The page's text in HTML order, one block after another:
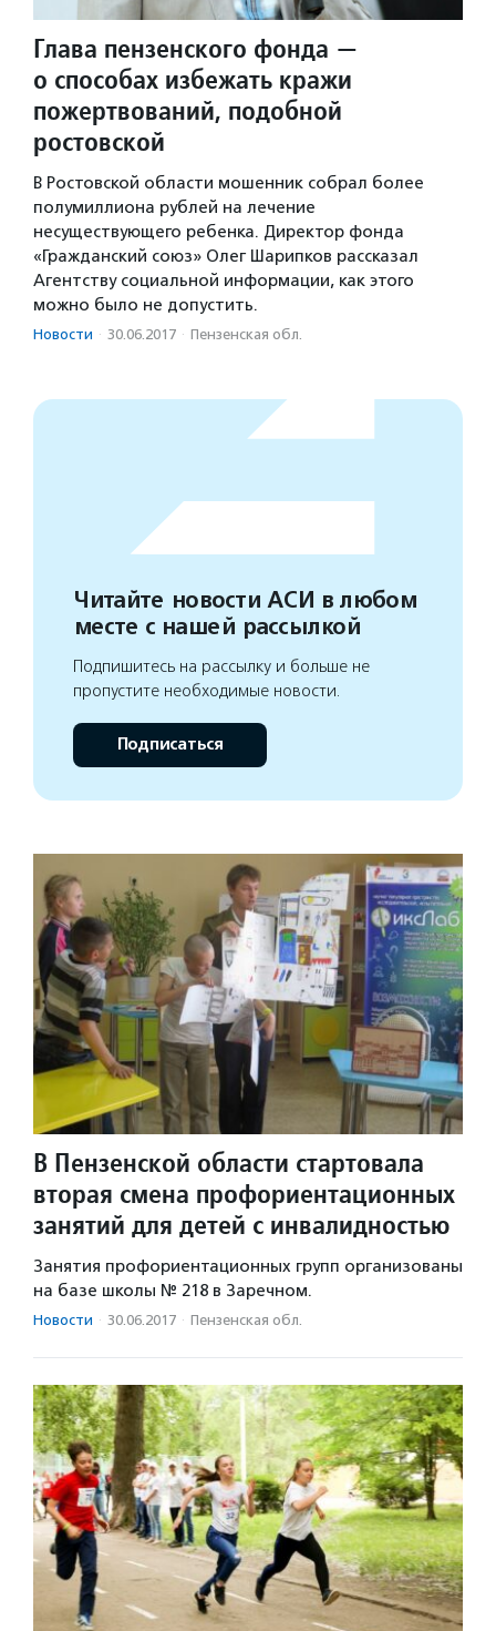
Глава пензенского фонда —
о способах избежать кражи
пожертвований, подобной
ростовской
В Ростовской области мошенник собрал более
полумиллиона рублей на лечение
несуществующего ребенка. Директор фонда
«Гражданский союз» Олег Шарипков рассказал
Агентству социальной информации, как этого
можно было не допустить.
Новости · 30.06.2017 · Пензенская обл.
Читайте новости АСИ в любом
месте с нашей рассылкой
Подпишитесь на рассылку и больше не
пропустите необходимые новости.
Подписаться
В Пензенской области стартовала
вторая смена профориентационных
занятий для детей с инвалидностью
Занятия профориентационных групп организованы
на базе школы № 218 в Заречном.
Новости · 30.06.2017 · Пензенская обл.